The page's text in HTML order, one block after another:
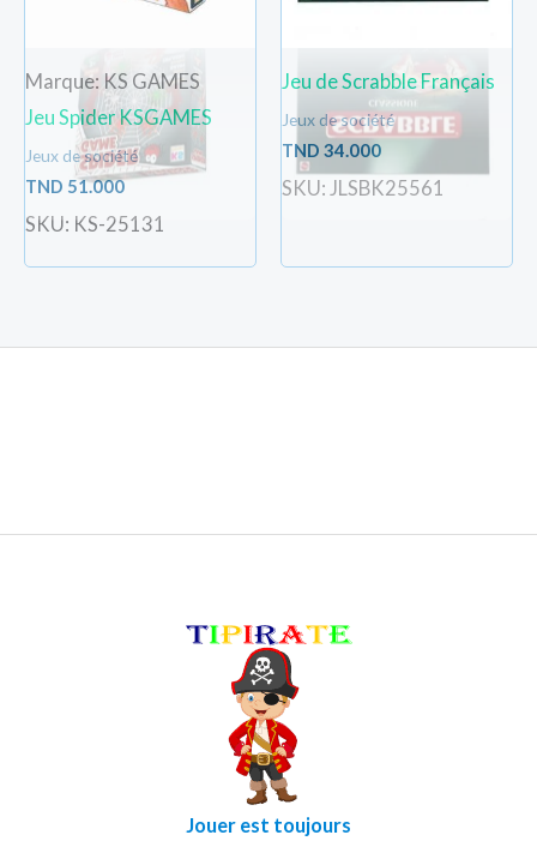
Marque: KS GAMES
Jeu Spider KSGAMES
Jeux de société
TND 51.000
SKU: KS-25131
Jeu de Scrabble Français
Jeux de société
TND 34.000
SKU: JLSBK25561
Jouer est toujours